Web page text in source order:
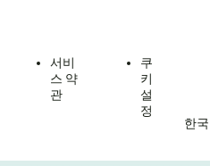
서비
스 약
관
쿠
키
설
정
한